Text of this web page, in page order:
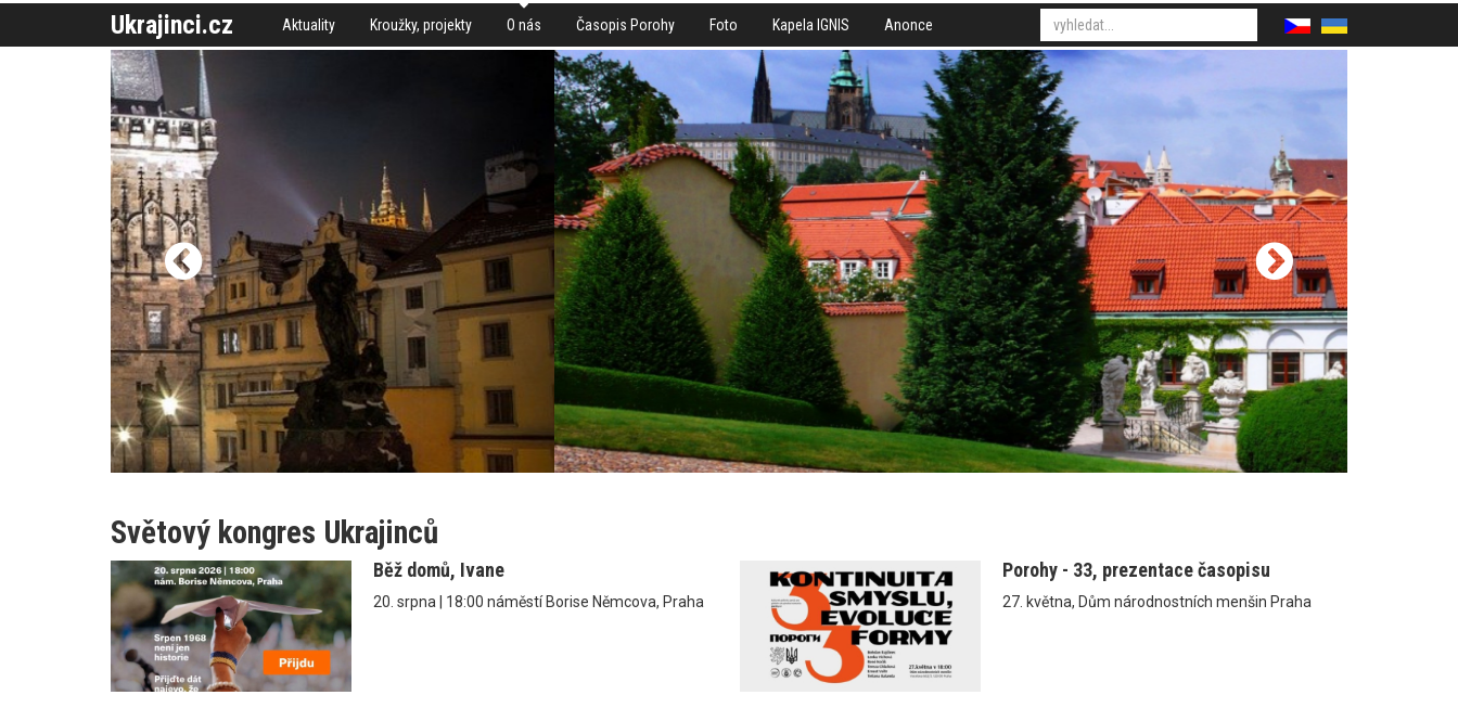
Ukrajinci.cz Aktuality Kroužky, projekty O nás Časopis Porohy Foto Kapela IGNIS Anonce
Světový kongres Ukrajinců
Běž domů, Ivane
20. srpna | 18:00 náměstí Borise Němcova, Praha
Porohy - 33, prezentace časopisu
27. května, Dům národnostních menšin Praha